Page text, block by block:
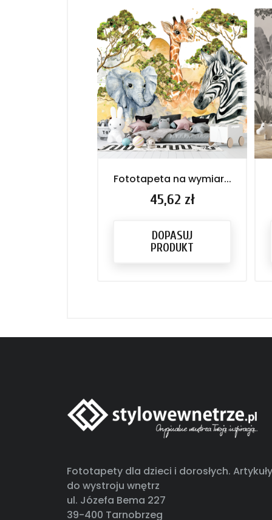
Fototapeta na wymiar...
Cena
45,62 zł
DOPASUJ
PRODUKT
Fototapety dla dzieci i dorosłych. Artykuły
do wystroju wnętrz
ul. Józefa Bema 227
39-400 Tarnobrzeg